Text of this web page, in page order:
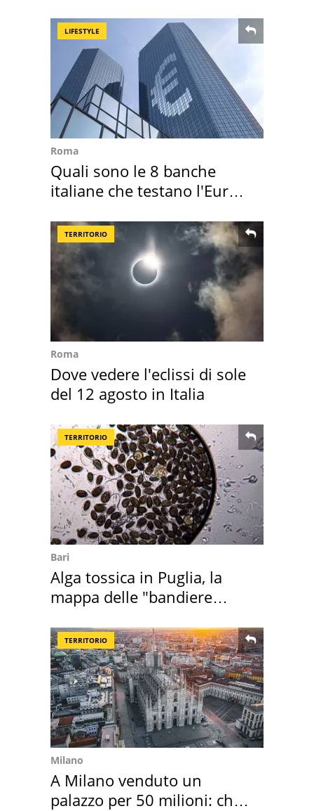
LIFESTYLE
Roma
Quali sono le 8 banche
italiane che testano l'Euro
TERRITORIO
Roma
Dove vedere l'eclissi di sole
del 12 agosto in Italia
TERRITORIO
Bari
Alga tossica in Puglia, la
mappa delle "bandiere
TERRITORIO
Milano
A Milano venduto un
palazzo per 50 milioni: chi